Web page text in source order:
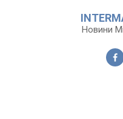
Новини